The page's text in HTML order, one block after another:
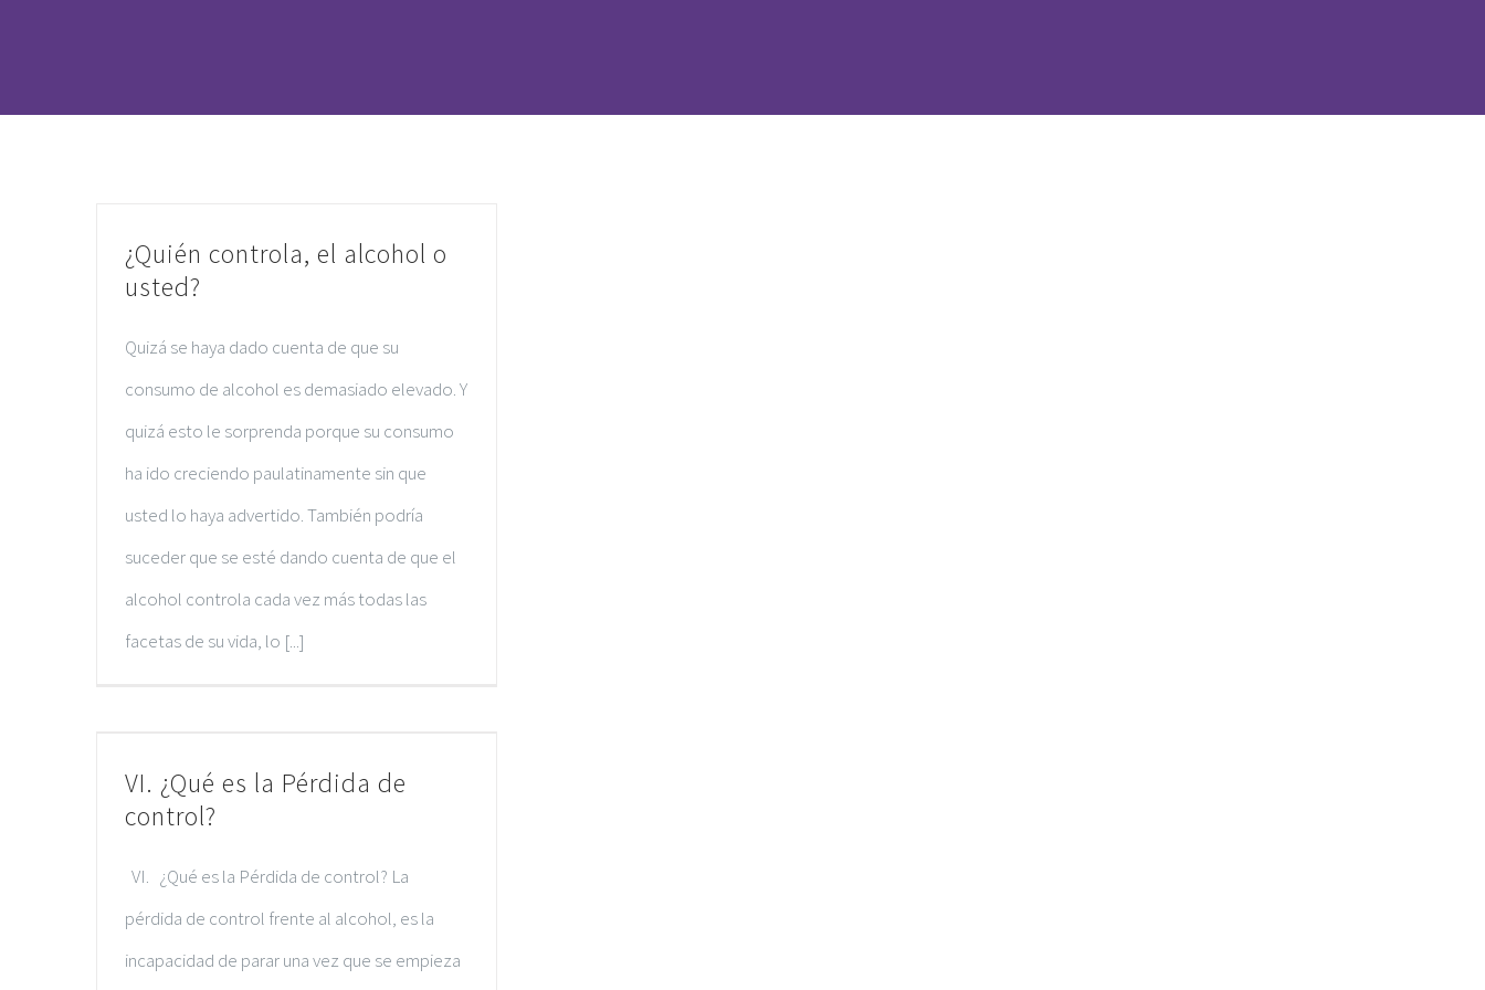
¿Quién controla, el alcohol o
usted?
Quizá se haya dado cuenta de que su
consumo de alcohol es demasiado elevado. Y
quizá esto le sorprenda porque su consumo
ha ido creciendo paulatinamente sin que
usted lo haya advertido. También podría
suceder que se esté dando cuenta de que el
alcohol controla cada vez más todas las
facetas de su vida, lo [...]
VI. ¿Qué es la Pérdida de
control?
VI. ¿Qué es la Pérdida de control? La
pérdida de control frente al alcohol, es la
incapacidad de parar una vez que se empieza